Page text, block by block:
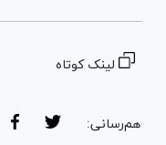
لینک کوتاه
هم‌رسانی: